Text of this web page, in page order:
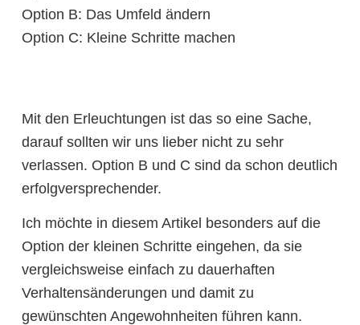
Option B: Das Umfeld ändern
Option C: Kleine Schritte machen
Mit den Erleuchtungen ist das so eine Sache,
darauf sollten wir uns lieber nicht zu sehr
verlassen. Option B und C sind da schon deutlich
erfolgversprechender.
Ich möchte in diesem Artikel besonders auf die
Option der kleinen Schritte eingehen, da sie
vergleichsweise einfach zu dauerhaften
Verhaltensänderungen und damit zu
gewünschten Angewohnheiten führen kann.